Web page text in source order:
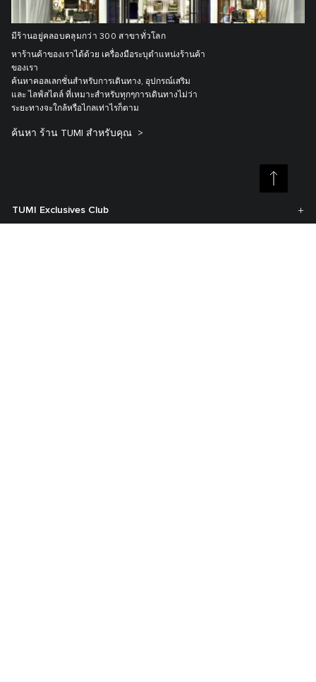
มีร้านอยู่คลอบคลุมกว่า 300 สาขาทั่วโลก
หาร้านค้าของเราได้ด้วย เครื่องมือระบุตำแหน่งร้านค้า
ของเรา
ค้นหาคอลเลกชั่นสำหรับการเดินทาง, อุปกรณ์เสริม
และ ไลฟ์สไตล์ ที่เหมาะสำหรับทุกๆการเดินทางไม่ว่า
ระยะทางจะใกล้หรือไกลเท่าไรก็ตาม
ค้นหา ร้าน TUMI สำหรับคุณ
TUMI Exclusives Club